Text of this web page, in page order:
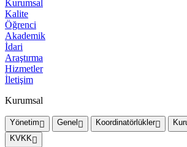
Kurumsal
Kalite
Öğrenci
Akademik
İdari
Araştırma
Hizmetler
İletişim
Kurumsal
Yönetim Genel Koordinatörlükler
KVKK